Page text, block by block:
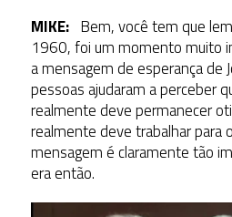
MIKE: Bem, você tem que
1960, foi um momento muito
a mensagem de esperança de
pessoas ajudaram a perceber
realmente deve permanecer
realmente deve trabalhar para
mensagem é claramente tão
era então.